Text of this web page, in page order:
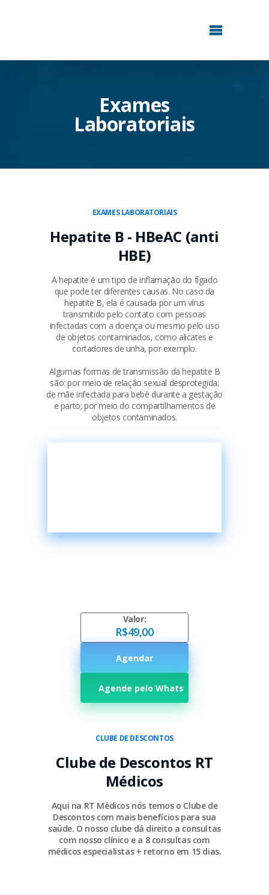
Exames
Laboratoriais
EXAMES LABORATORIAIS
Hepatite B - HBeAC (anti
HBE)
A hepatite é um tipo de inflamação do fígado
que pode ter diferentes causas. No caso da
hepatite B, ela é causada por um vírus
transmitido pelo contato com pessoas
infectadas com a doença ou mesmo pelo uso
de objetos contaminados, como alicates e
cortadores de unha, por exemplo.
Algumas formas de transmissão da hepatite B
são: por meio de relação sexual desprotegida;
de mãe infectada para bebê durante a gestação
e parto; por meio do compartilhamentos de
objetos contaminados.
Valor:
R$49,00
Agendar
Agende pelo Whats
CLUBE DE DESCONTOS
Clube de Descontos RT
Médicos
Aqui na RT Médicos nós temos o Clube de
Descontos com mais benefícios para sua
saúde. O nosso clube dá direito a consultas
com nosso clínico e a 8 consultas com
médicos especialistas + retorno em 15 dias.